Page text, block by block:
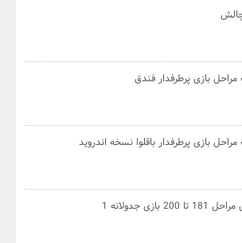
بازی پرطرفدار فندق
بازی پرطرفدار باقلوا نسخه اندروید
بازی جدولانه 1